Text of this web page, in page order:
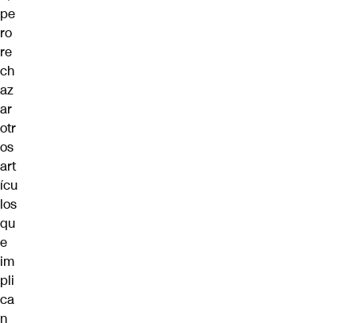
pe
ro
re
ch
az
ar
otr
os
art
ícu
los
qu
e
im
pli
ca
n